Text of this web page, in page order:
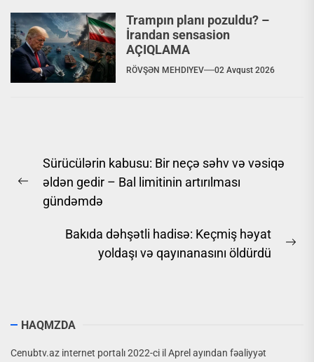
Trampın planı pozuldu? –
İrandan sensasion
AÇIQLAMA
RÖVŞƏN MEHDIYEV 02 Avqust 2026
naviqasiyası
Previous
post:
Sürücülərin kabusu: Bir neçə səhv və vəsiqə
əldən gedir – Bal limitinin artırılması
gündəmdə
Bakıda dəhşətli hadisə: Keçmiş həyat
yoldaşı və qayınanasını öldürdü
HAQMZDA
Cenubtv.az internet portalı 2022-ci il Aprel ayından fəaliyyət